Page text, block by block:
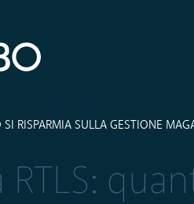
SI RISPARMIA SULLA GESTIONE
RTLS: